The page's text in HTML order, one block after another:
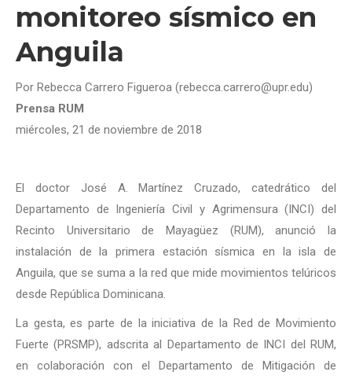
monitoreo sísmico en
Anguila
Por Rebecca Carrero Figueroa (rebecca.carrero@upr.edu)
Prensa RUM
miércoles, 21 de noviembre de 2018
El doctor José A. Martínez Cruzado, catedrático del
Departamento de Ingeniería Civil y Agrimensura (INCI) del
Recinto Universitario de Mayagüez (RUM), anunció la
instalación de la primera estación sísmica en la isla de
Anguila, que se suma a la red que mide movimientos telúricos
desde República Dominicana.
La gesta, es parte de la iniciativa de la Red de Movimiento
Fuerte (PRSMP), adscrita al Departamento de INCI del RUM,
en colaboración con el Departamento de Mitigación de